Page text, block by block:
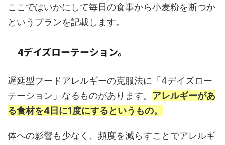
ここではいかにして毎日の食事から小麦粉を断つか
というプランを記載します。
4デイズローテーション。
遅延型フードアレルギーの克服法に「4デイズロー
テーション」なるものがあります。 アレルギーがあ
る食材を4日に1度にするというもの。
体への影響も少なく、頻度を減らすことでアレルギ